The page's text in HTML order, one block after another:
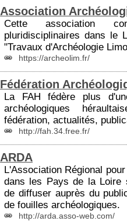
Association
Cette association
pluridisciplinaires dans le
"Travaux d'Archéologie
https://archeolim.fr/
Fédération
La FAH fédère plus
archéologiques
fédération, actualités,
http://fah.34.free.fr/
ARDA
L'Association Régional
dans les Pays de la Loire
de diffuser auprès du
de fouilles archéologiques.
http://arda.asso-web.com/